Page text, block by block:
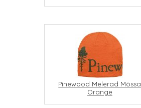
Pinewood Melerad Mössa
Orange